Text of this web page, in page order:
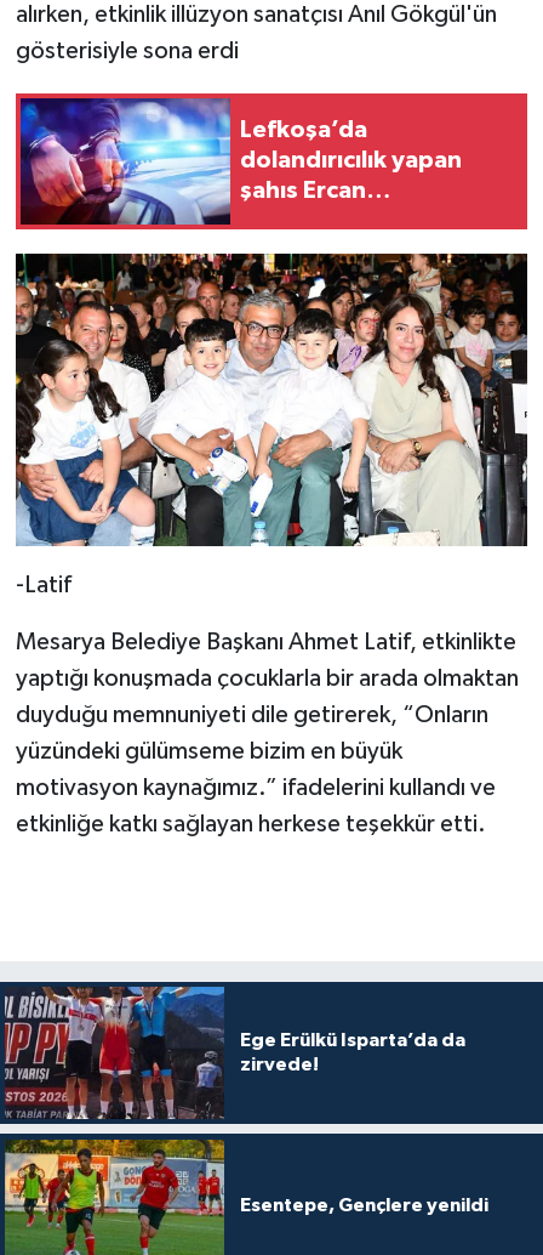
alırken, etkinlik illüzyon sanatçısı Anıl Gökgül'ün
gösterisiyle sona erdi
Lefkoşa’da
dolandırıcılık yapan
şahıs Ercan
tutuklandı
-Latif
Mesarya Belediye Başkanı Ahmet Latif, etkinlikte
yaptığı konuşmada çocuklarla bir arada olmaktan
duyduğu memnuniyeti dile getirerek, “Onların
yüzündeki gülümseme bizim en büyük
motivasyon kaynağımız.” ifadelerini kullandı ve
etkinliğe katkı sağlayan herkese teşekkür etti.
Ege Erülkü Isparta’da da
zirvede!
Esentepe, Gençlere yenildi